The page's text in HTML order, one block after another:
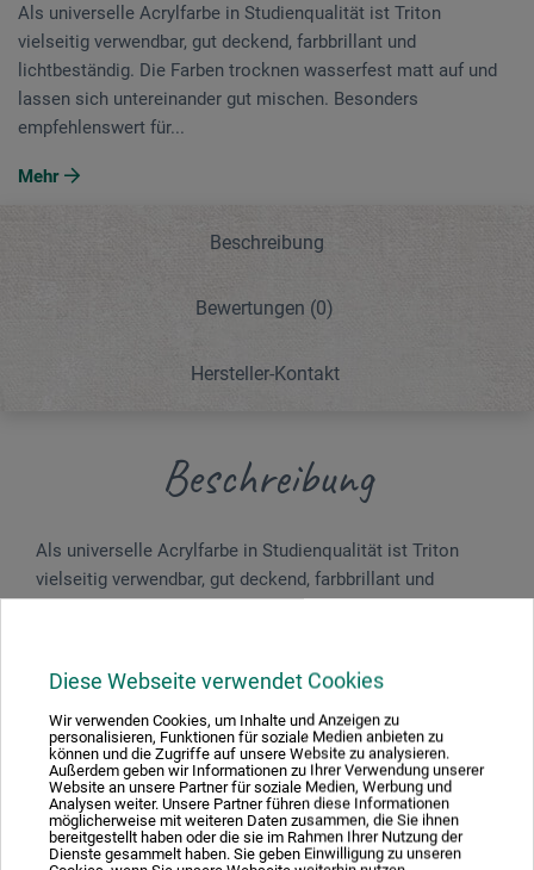
Diese Webseite verwendet Cookies
Wir verwenden Cookies, um Inhalte und Anzeigen zu
personalisieren, Funktionen für soziale Medien anbieten zu
können und die Zugriffe auf unsere Website zu analysieren.
Außerdem geben wir Informationen zu Ihrer Verwendung unserer
Website an unsere Partner für soziale Medien, Werbung und
Analysen weiter. Unsere Partner führen diese Informationen
möglicherweise mit weiteren Daten zusammen, die Sie ihnen
bereitgestellt haben oder die sie im Rahmen Ihrer Nutzung der
Dienste gesammelt haben. Sie geben Einwilligung zu unseren
Als universelle Acrylfarbe in Studienqualität ist Triton
vielseitig verwendbar, gut deckend, farbbrillant und
lichtbeständig. Die Farben trocknen wasserfest matt auf und
lassen sich untereinander gut mischen. Besonders
empfehlenswert für...
Mehr
Beschreibung
Bewertungen (0)
Hersteller-Kontakt
Beschreibung
Als universelle Acrylfarbe in Studienqualität ist Triton
vielseitig verwendbar, gut deckend, farbbrillant und
Gebrauch in Atelier, Schule und Akademie sowie für Bühne
und Dekoration.
Gefahrenhinweise
Enthält Konservierer. Enthält BIT, C(M)IT/MIT (3:1).